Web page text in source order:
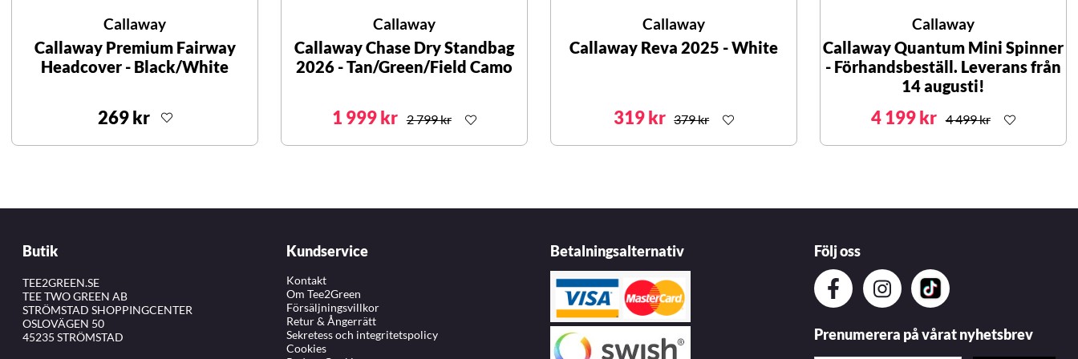
Callaway
Callaway Premium Fairway
Headcover - Black/White
269 kr
Callaway
Callaway Chase Dry Standbag
2026 - Tan/Green/Field Camo
1 999 kr 2 799 kr
Callaway
Callaway Reva 2025 - White
319 kr 379 kr
Callaway
Callaway Quantum Mini Spinner
- Förhandsbeställ. Leverans från
14 augusti!
4 199 kr 4 499 kr
Butik
TEE2GREEN.SE
TEE TWO GREEN AB
STRÖMSTAD SHOPPINGCENTER
OSLOVÄGEN 50
45235 STRÖMSTAD
Kundservice
Kontakt
Om Tee2Green
Försäljningsvillkor
Retur & Ångerrätt
Sekretess och integritetspolicy
Cookies
Betalningsalternativ Följ oss
Prenumerera på vårat nyhetsbrev